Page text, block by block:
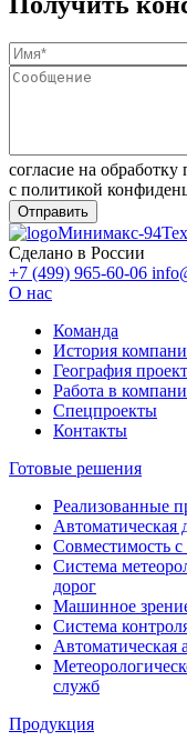
согласие на
с политикой
Минимакс-94
Сделано в России
+7 (499) 965-60-06
О нас
Команда
История
География
Работа в
Спецпроекты
Контакты
Готовые решения
Реализованные
Совместимость
Система
дорог
Машинное
Система
Автоматическая
служб
Продукция